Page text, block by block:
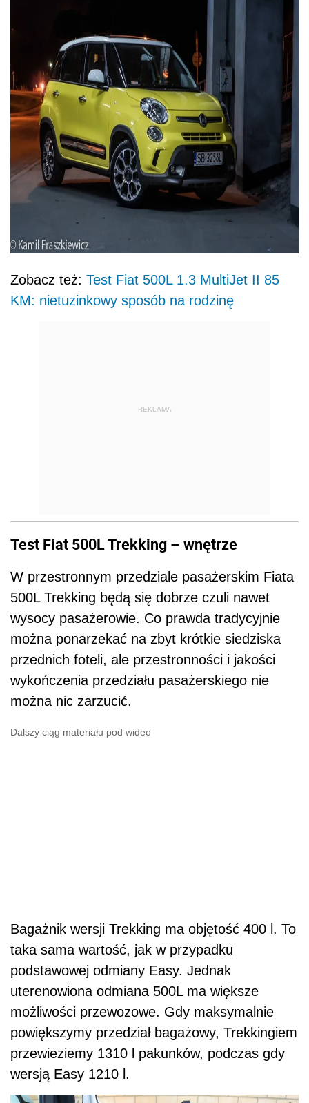
Zobacz też: Test Fiat 500L 1.3 MultiJet II 85
KM: nietuzinkowy sposób na rodzinę
REKLAMA
Test Fiat 500L Trekking – wnętrze
W przestronnym przedziale pasażerskim Fiata
500L Trekking będą się dobrze czuli nawet
wysocy pasażerowie. Co prawda tradycyjnie
można ponarzekać na zbyt krótkie siedziska
przednich foteli, ale przestronności i jakości
wykończenia przedziału pasażerskiego nie
można nic zarzucić.
Dalszy ciąg materiału pod wideo
Bagażnik wersji Trekking ma objętość 400 l. To
taka sama wartość, jak w przypadku
podstawowej odmiany Easy. Jednak
uterenowiona odmiana 500L ma większe
możliwości przewozowe. Gdy maksymalnie
powiększymy przedział bagażowy, Trekkingiem
przewieziemy 1310 l pakunków, podczas gdy
wersją Easy 1210 l.